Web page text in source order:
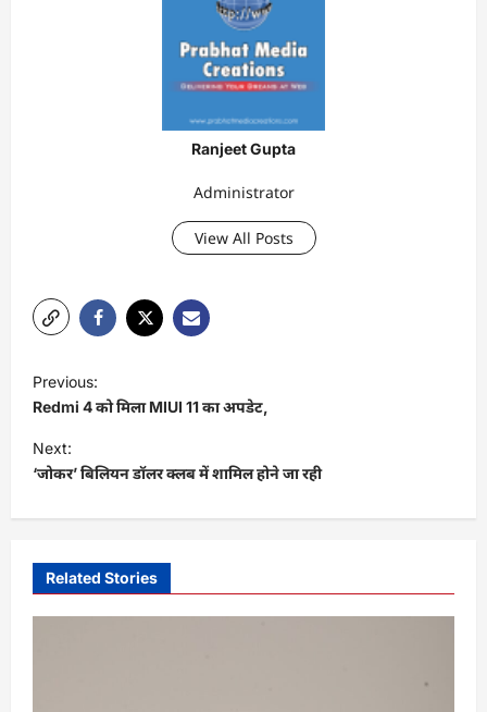
Ranjeet Gupta
Administrator
View All Posts
P
o
s
t
v
Previous:
Redmi 4 को मिला MIUI 11 का अपडेट,
Next:
‘जोकर’ बिलियन डॉलर क्लब में शामिल होने जा रही
Related Stories